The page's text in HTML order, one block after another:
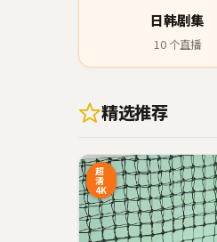
日韩剧集
10个直播
精选推荐
超
清
4K